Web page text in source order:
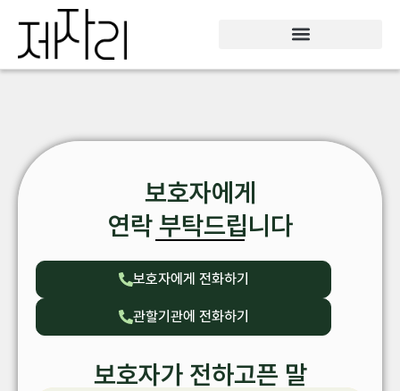
보호자에게
연락 부탁드립니다
보호자에게 전화하기
관할기관에 전화하기
보호자가 전하고픈 말